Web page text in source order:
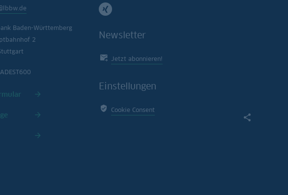
Baden-Württemberg
2
Newsletter
Jetzt abonnieren!
Einstellungen
Cookie Consent